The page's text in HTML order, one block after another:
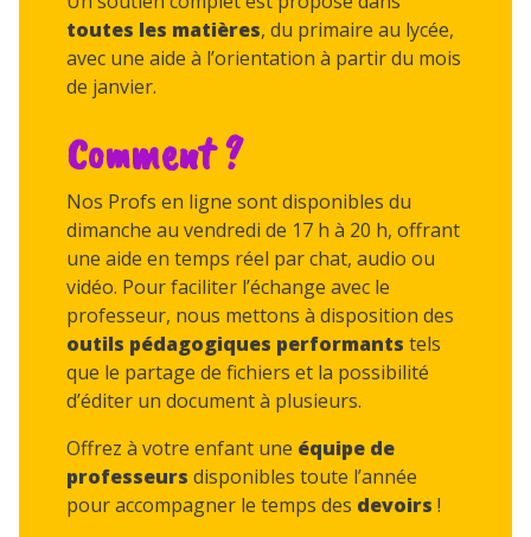
toutes les matières, du primaire au lycée,
avec une aide à l’orientation à partir du mois
de janvier.
Comment ?
Nos Profs en ligne sont disponibles du
dimanche au vendredi de 17 h à 20 h, offrant
une aide en temps réel par chat, audio ou
vidéo. Pour faciliter l’échange avec le
professeur, nous mettons à disposition des
outils pédagogiques performants tels
que le partage de fichiers et la possibilité
d’éditer un document à plusieurs.
Offrez à votre enfant une équipe de
professeurs disponibles toute l’année
pour accompagner le temps des devoirs !